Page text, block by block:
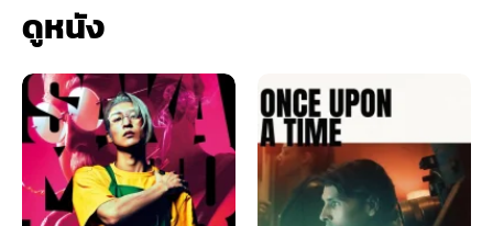
ดูหนัง